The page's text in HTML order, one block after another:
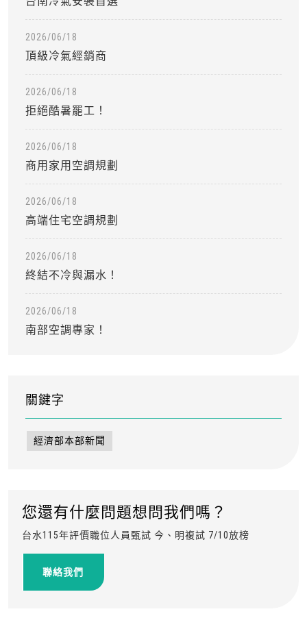
2026/06/18
頂級冷氣經銷商
2026/06/18
拒絕酷暑罷工！
2026/06/18
商用家用空調規劃
2026/06/18
高端住宅空調規劃
2026/06/18
終結不冷與漏水！
2026/06/18
南部空調專家！
關鍵字
經濟部本部新聞
您還有什麼問題想問我們嗎？
台水115年評價職位人員甄試 今、明複試 7/10放榜
聯絡我們